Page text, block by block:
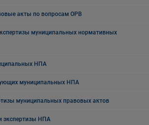
акты по вопросам ОРВ
муниципальных нормативных
НПА
муниципальных НПА
муниципальных правовых актов
экспертизы НПА